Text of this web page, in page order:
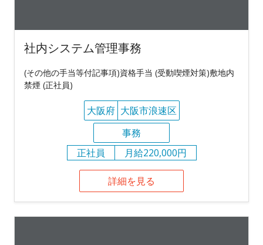
社内システム管理事務
(その他の手当等付記事項)資格手当 (受動喫煙対策)敷地内
禁煙 (正社員)
大阪府 大阪市浪速区
事務
正社員
月給220,000円
詳細を見る